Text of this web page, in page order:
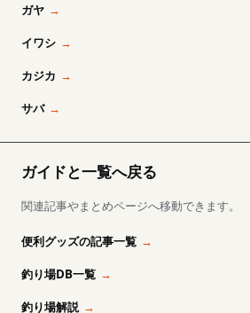
ガヤ
イワシ
カジカ
サバ
ガイドと一覧へ戻る
関連記事やまとめページへ移動できます。
便利グッズの記事一覧
釣り場DB一覧
釣り場解説